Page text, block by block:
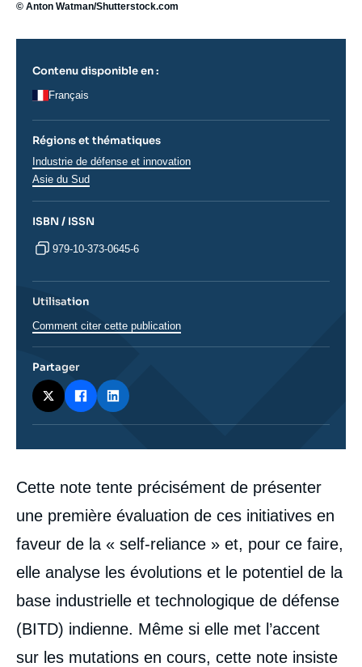
© Anton Watman/Shutterstock.com
Corps
analyses
Cette note tente précisément de présenter
une première évaluation de ces initiatives en
faveur de la « self-reliance » et, pour ce faire,
elle analyse les évolutions et le potentiel de la
base industrielle et technologique de défense
(BITD) indienne. Même si elle met l’accent
sur les mutations en cours, cette note insiste
Contenu disponible en :
Français
Régions et thématiques
Thématiques
analyses
Industrie de défense et innovation
Régions
Asie du Sud
ISBN / ISSN
979-10-373-0645-6
Utilisation
Comment citer cette publication
Partager